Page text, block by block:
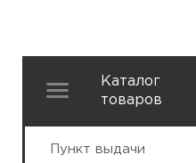
Каталог
товаров
Пункт выдачи